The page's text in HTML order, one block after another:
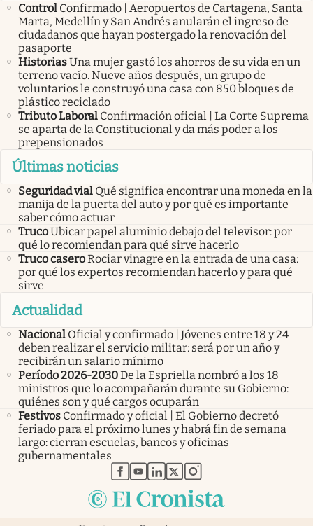
Control Confirmado | Aeropuertos de Cartagena, Santa
Marta, Medellín y San Andrés anularán el ingreso de
ciudadanos que hayan postergado la renovación del
pasaporte
HistoriasUna mujer gastó los ahorros de su vida en un
terreno vacío. Nueve años después, un grupo de
voluntarios le construyó una casa con 850 bloques de
plástico reciclado
Tributo Laboral Confirmación oficial | La Corte Suprema
se aparta de la Constitucional y da más poder a los
prepensionados
Últimas noticias
Seguridad vial Qué significa encontrar una moneda en la
manija de la puerta del auto y por qué es importante
saber cómo actuar
TrucoUbicar papel aluminio debajo del televisor: por
qué lo recomiendan para qué sirve hacerlo
Truco caseroRociar vinagre en la entrada de una casa:
por qué los expertos recomiendan hacerlo y para qué
sirve
Actualidad
Nacional Oficial y confirmado | Jóvenes entre 18 y 24
deben realizar el servicio militar: será por un año y
recibirán un salario mínimo
Período 2026-2030De la Espriella nombró a los 18
ministros que lo acompañarán durante su Gobierno:
quiénes son y qué cargos ocuparán
Festivos Confirmado y oficial | El Gobierno decretó
feriado para el próximo lunes y habrá fin de semana
largo: cierran escuelas, bancos y oficinas
gubernamentales
abre en nueva pestaña
abre en nueva pestaña
abre en nueva pestaña
abre en nueva pestaña
abre en nueva pestaña